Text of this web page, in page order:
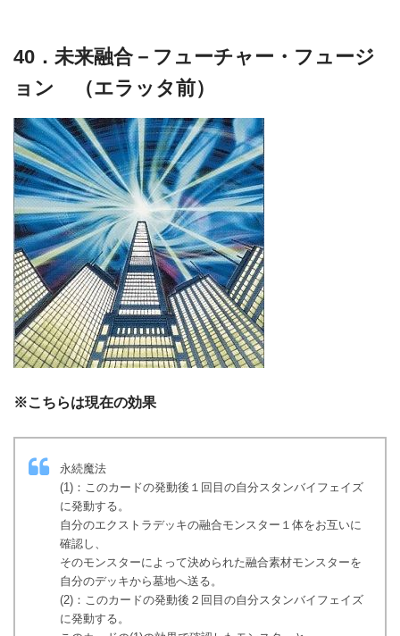
40．未来融合－フューチャー・フュージ
ョン （エラッタ前）
※こちらは現在の効果
永続魔法
(1)：このカードの発動後１回目の自分スタンバイフェイズ
に発動する。
自分のエクストラデッキの融合モンスター１体をお互いに
確認し、
そのモンスターによって決められた融合素材モンスターを
自分のデッキから墓地へ送る。
(2)：このカードの発動後２回目の自分スタンバイフェイズ
に発動する。